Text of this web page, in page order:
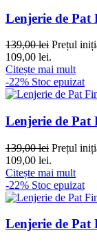
Lenjerie de Pat
139,00lei Prețul
109,00 lei.
Citește mai mult
-22% Stoc epuizat
Lenjerie de Pat
139,00lei Prețul
109,00 lei.
Citește mai mult
-22% Stoc epuizat
Lenjerie de Pat